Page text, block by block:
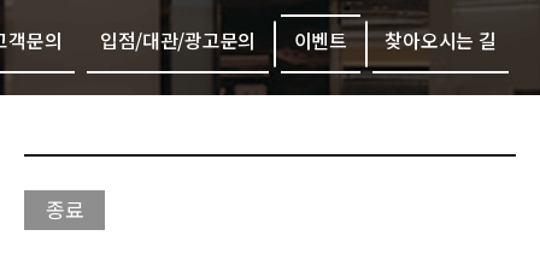
객문의 입점/대관/광고문의 이벤트 찾아오시는 길
종료